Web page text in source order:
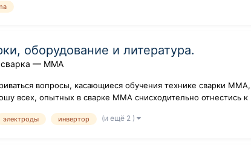
оборудование и литература.
сварка — ММA
вопросы, касающиеся обучения технике сварки
всех, опытных в сварке ММА снисходительно отнестись
электроды инвертор (и ещё 2 )